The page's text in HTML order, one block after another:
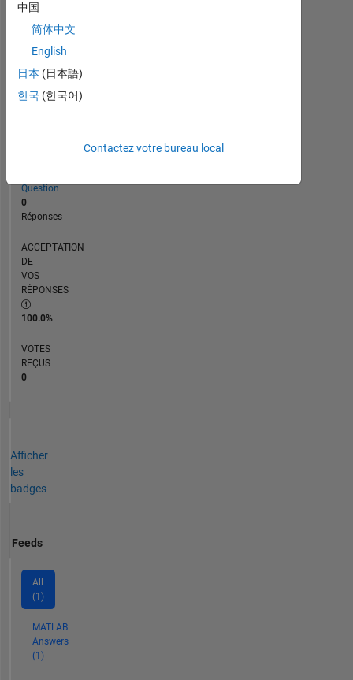
RANG
85
302
Question
0
Réponses
ACCEPTATION
DE
VOS
RÉPONSES
100.0%
VOTES
REÇUS
0
Afficher
les
badges
Feeds
All
(1)
MATLAB
Answers
(1)
中国
简体中文
English
日本 (日本語)
한국 (한국어)
Contactez votre bureau local